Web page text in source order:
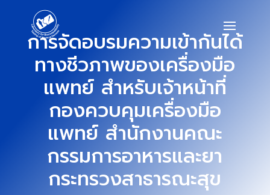
การจัดอบรมความเข้ากันได้
ทางชีวภาพของเครื่องมือ
แพทย์ สำหรับเจ้าหน้าที่
กองควบคุมเครื่องมือ
แพทย์ สำนักงานคณะ
กรรมการอาหารและยา
กระทรวงสาธารณะสุข